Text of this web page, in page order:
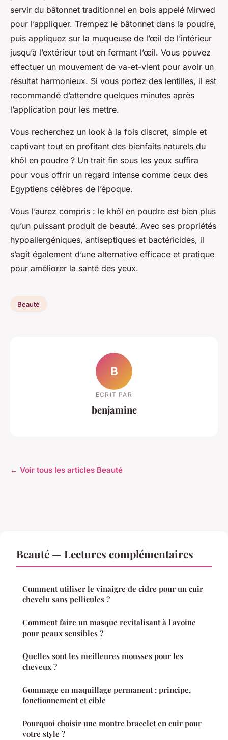
servir du bâtonnet traditionnel en bois appelé Mirwed
pour l’appliquer. Trempez le bâtonnet dans la poudre,
puis appliquez sur la muqueuse de l’œil de l’intérieur
jusqu’à l’extérieur tout en fermant l’œil. Vous pouvez
effectuer un mouvement de va-et-vient pour avoir un
résultat harmonieux. Si vous portez des lentilles, il est
recommandé d’attendre quelques minutes après
l’application pour les mettre.
Vous recherchez un look à la fois discret, simple et
captivant tout en profitant des bienfaits naturels du
khôl en poudre ? Un trait fin sous les yeux suffira
pour vous offrir un regard intense comme ceux des
Egyptiens célèbres de l’époque.
Vous l’aurez compris : le khôl en poudre est bien plus
qu’un puissant produit de beauté. Avec ses propriétés
hypoallergéniques, antiseptiques et bactéricides, il
s’agit également d’une alternative efficace et pratique
pour améliorer la santé des yeux.
Beauté
B
ECRIT PAR
benjamine
← Voir tous les articles Beauté
Beauté — Lectures complémentaires
Comment utiliser le vinaigre de cidre pour un cuir
chevelu sans pellicules ?
Comment faire un masque revitalisant à l'avoine
pour peaux sensibles ?
Quelles sont les meilleures mousses pour les
cheveux ?
Gommage en maquillage permanent : principe,
fonctionnement et cible
Pourquoi choisir une montre bracelet en cuir pour
votre style ?